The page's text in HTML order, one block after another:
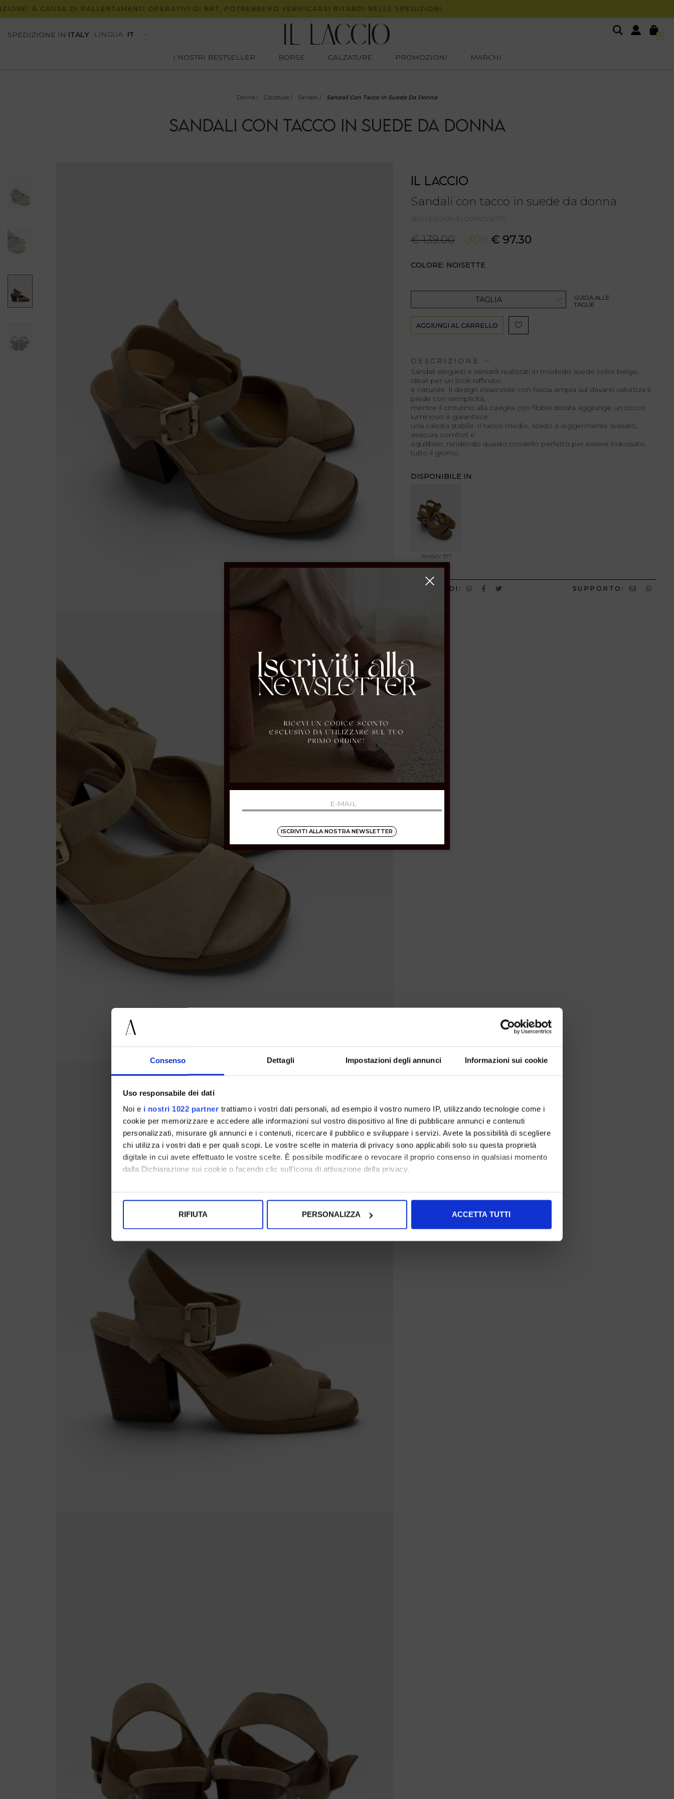
Consenso Dettagli Impostazioni degli annunci Informazioni sui cookie
Uso responsabile dei dati
Noi e i nostri 1022 partner trattiamo i vostri dati personali, ad esempio il vostro numero IP, utilizzando tecnologie come i
cookie per memorizzare e accedere alle informazioni sul vostro dispositivo al fine di pubblicare annunci e contenuti
personalizzati, misurare gli annunci e i contenuti, ricercare il pubblico e sviluppare i servizi. Avete la possibilità di scegliere
chi utilizza i vostri dati e per quali scopi. Le vostre scelte in materia di privacy sono applicabili solo su questa proprietà
digitale in cui avete effettuato le vostre scelte. È possibile modificare o revocare il proprio consenso in qualsiasi momento
dalla Dichiarazione sui cookie o facendo clic sull'icona di attivazione della privacy.
Con il tuo consenso, vorremmo anche:
Identificare il tuo dispositivo, scansionandolo attivamente alla ricerca di caratteristiche specifiche (impronte
digitali).
modificare o ritirare il tuo consenso in qualsiasi momento dalla Dichiarazione sui cookie.
Utilizziamo i cookie per personalizzare contenuti ed annunci, per fornire funzionalità dei social media e per analizzare il
nostro traffico. Condividiamo inoltre informazioni sul modo in cui utilizza il nostro sito con i nostri partner che si occupano
di analisi dei dati web, pubblicità e social media, i quali potrebbero combinarle con altre informazioni che ha fornito loro o
che hanno raccolto dal suo utilizzo dei loro servizi.
RIFIUTA PERSONALIZZA ACCETTA TUTTI
A CAUSA DI RALLENTAMENTI OPERATIVI DI BRT, POTREBBERO VERIFICARSI RITARDI NELLE SPEDIZIONI.
SPEDIZIONE IN ITALY LINGUA 0
I NOSTRI BESTSELLER BORSE CALZATURE PROMOZIONI MARCHI
Donna / Calzature / Sandali / Sandali Con Tacco In Suede Da Donna
SANDALI CON TACCO IN SUEDE DA DONNA
IL LACCIO
Sandali con tacco in suede da donna
SKU: PERLA06VELOURNOISETTE
€ 139.00 -30% € 97.30
COLORE: NOISETTE
GUIDA ALLE
TAGLIE
TAGLIA
AGGIUNGI AL CARRELLO
DESCRIZIONE
Sandali eleganti e versatili realizzati in morbido suede color beige,
ideali per un look raffinato
e naturale. Il design essenziale con fascia ampia sul davanti valorizza il
piede con semplicità,
mentre il cinturino alla caviglia con fibbia dorata aggiunge un tocco
luminoso e garantisce
una calzata stabile. Il tacco medio, solido e leggermente svasato,
assicura comfort e
equilibrio, rendendo questo modello perfetto per essere indossato
tutto il giorno.
DISPONIBILE IN
WHISKY 377
CONDIVIDI: SUPPORTO:
ISCRIVITI ALLA NOSTRA NEWSLETTER